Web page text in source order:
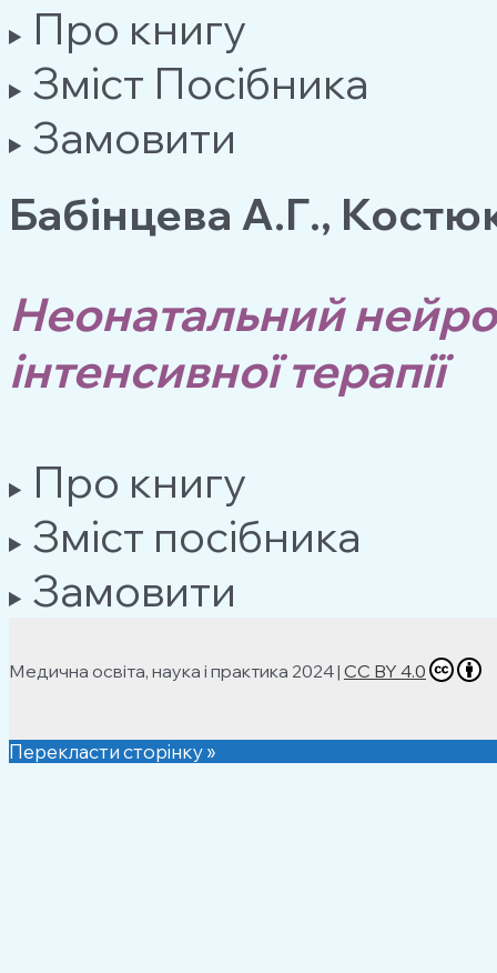
Про книгу
Зміст Посібника
Замовити
Бабінцева А.Г.,
Неонатальний
інтенсивної терапії
Про книгу
Зміст посібника
Замовити
Медична освіта, наука і практика 2024 | CC BY 4.0
Перекласти сторінку »